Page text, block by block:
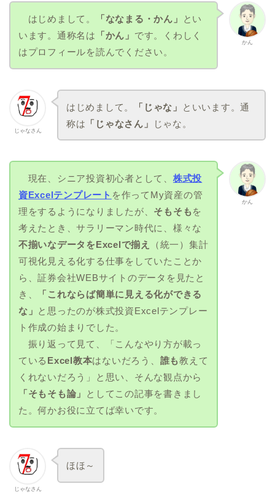
かん
はじめまして。 「ななまる・かん」
とい
います。通称名は
「かん」 です。くわしく
はプロフィールを読んでください。
じゃなさん
はじめまして。 「じゃな」
といいます。通
称は 「じゃなさん」 じゃな。
かん
現在、シニア投資初心者として、 株式投
資Excelテンプレート を作ってMy資産の管
理をするようになりましたが、 そもそもを
考えたとき、サラリーマン時代に、様々な
不揃いなデータをExcelで揃え
（統一）集計
可視化見える化する仕事をしていたことか
ら、証券会社WEBサイトのデータを見たと
き、
「これならば簡単に見える化ができる
な」 と思ったのが株式投資Excelテンプレー
ト作成の始まりでした。
振り返って見て、「こんなやり方が載っ
ている Excel教本はないだろう、 誰も教えて
くれないだろう」と思い、そんな観点から
「そもそも論」
としてこの記事を書きまし
た。何かお役に立てば幸いです。
じゃなさん
ほほ～